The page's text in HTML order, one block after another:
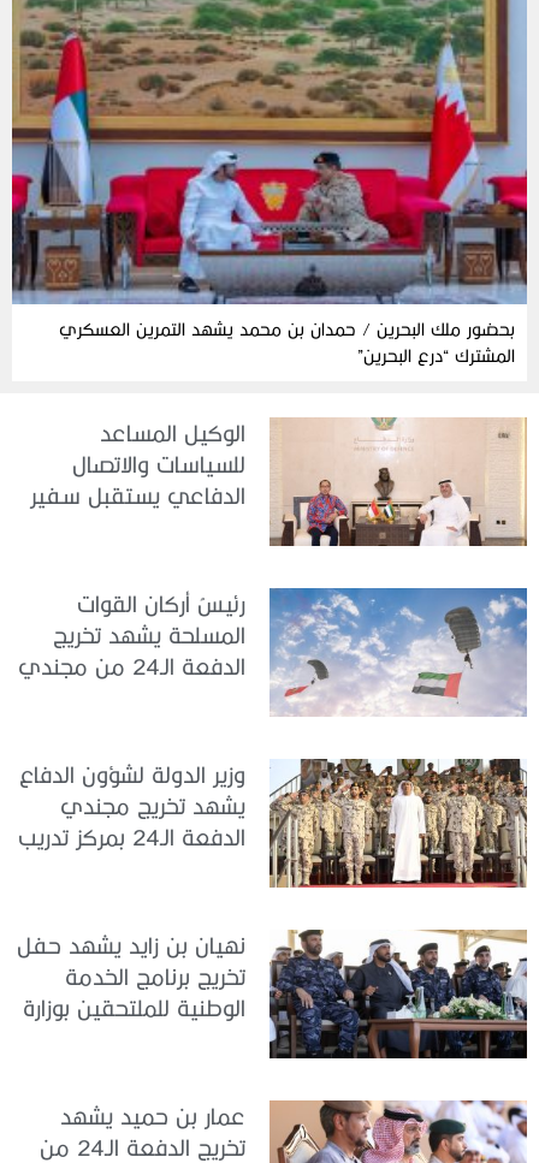
بحضور ملك البحرين / حمدان بن محمد يشهد التمرين العسكري
المشترك “درع البحرين”
الوكيل المساعد
للسياسات والاتصال
الدفاعي يستقبل سفير
رئيسُ أركان القوات
المسلحة يشهد تخريج
الدفعة الـ24 من مجندي
وزير الدولة لشؤون الدفاع
يشهد تخريج مجندي
الدفعة الـ24 بمركز تدريب
نهيان بن زايد يشهد حفل
تخريج برنامج الخدمة
الوطنية للملتحقين بوزارة
عمار بن حميد يشهد
تخريج الدفعة الـ24 من